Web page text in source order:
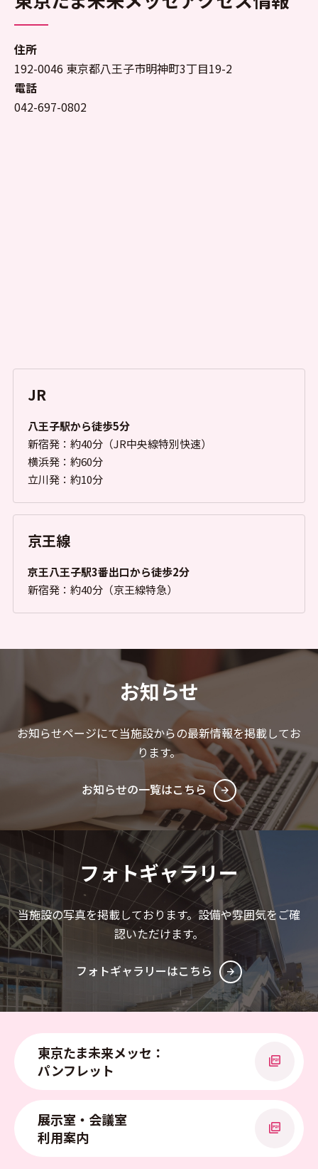
住所
192-0046 東京都八王子市明神町3丁目19-2
電話
042-697-0802
JR
八王子駅から徒歩5分
新宿発：約40分（JR中央線特別快速）
横浜発：約60分
立川発：約10分
京王線
京王八王子駅3番出口から徒歩2分
新宿発：約40分（京王線特急）
お知らせ
お知らせページにて当施設からの最新情報を掲載してお
ります。
お知らせの一覧はこちら
フォトギャラリー
当施設の写真を掲載しております。設備や雰囲気をご確
認いただけます。
フォトギャラリーはこちら
東京たま未来メッセ：
パンフレット
PDFを開く
展示室・会議室
利用案内
PDFを開く